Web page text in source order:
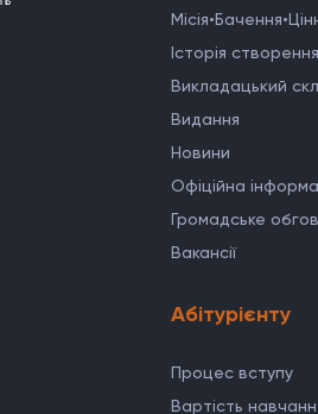
Історія створення
Викладацький
Видання
Новини
Офіційна
Громадське
Вакансії
Абітурієнту
Процес вступу
Вартість